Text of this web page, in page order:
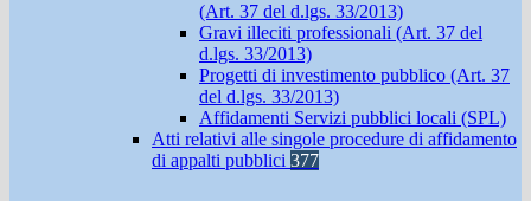
(Art. 37 del d.lgs. 33/2013)
Gravi illeciti professionali (Art. 37 del
d.lgs. 33/2013)
Progetti di investimento pubblico (Art. 37
del d.lgs. 33/2013)
Affidamenti Servizi pubblici locali (SPL)
Atti relativi alle singole procedure di affidamento
di appalti pubblici 377